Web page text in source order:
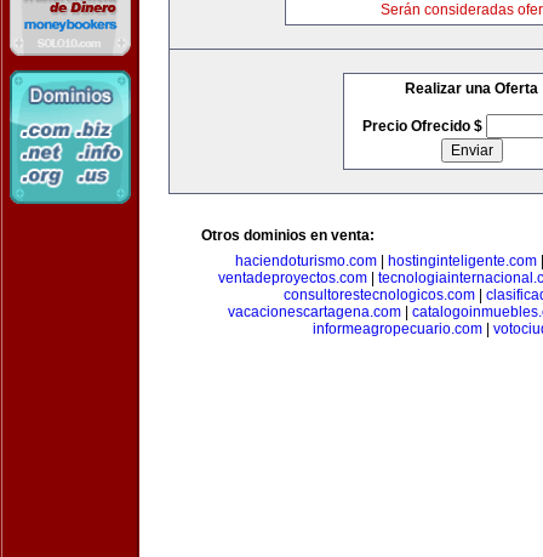
Serán consideradas
Realizar una Oferta
Precio Ofrecido $
Otros dominios en venta:
haciendoturismo.com
hostinginteligente.com
ventadeproyectos.com|
consultorestecnologicos.com
vacacionescartagena.com
informeagropecuario.com